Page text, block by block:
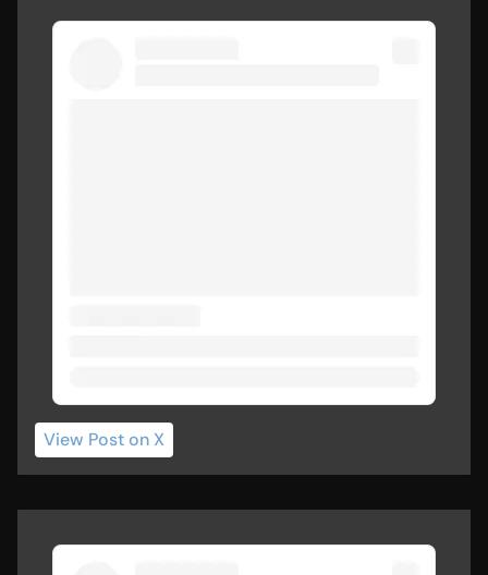
View Post on X